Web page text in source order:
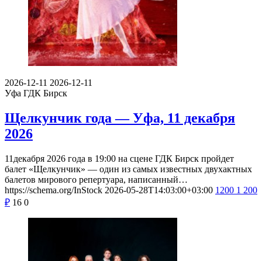
2026-12-11 2026-12-11
Уфа ГДК Бирск
Щелкунчик года — Уфа, 11 декабря
2026
11декабря 2026 года в 19:00 на сцене ГДК Бирск пройдет
балет «Щелкунчик» — один из самых известных двухактных
балетов мирового репертуара, написанный…
https://schema.org/InStock 2026-05-28T14:03:00+03:00 1200 1 200
₽ 16 0